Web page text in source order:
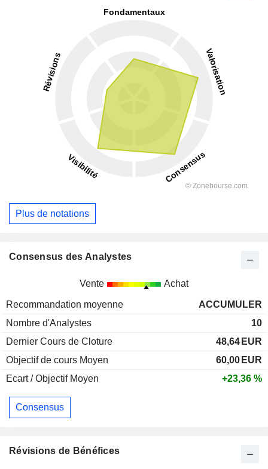
Plus de notations
Consensus des Analystes
Vente Achat
Recommandation moyenne
ACCUMULER
Nombre d'Analystes
10
Dernier Cours de Cloture
48,64 EUR
Objectif de cours Moyen
60,00 EUR
Ecart / Objectif Moyen
+23,36 %
Consensus
Révisions de Bénéfices